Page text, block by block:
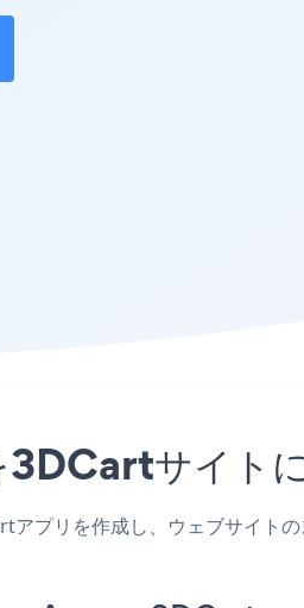
サイト
アプリを作成し、ウェブサイト